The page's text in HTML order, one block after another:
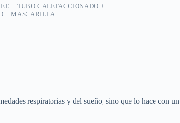
+ TUBO CALEFACCIONADO +
+ MASCARILLA
respiratorias y del sueño, sino que lo hace con un